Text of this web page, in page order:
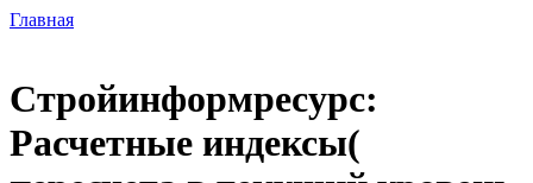
Главная
Стройинформресурс:
Расчетные индексы(